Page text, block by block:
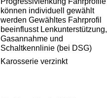
können individuell gewählt
werden Gewähltes Fahrprofil
beeinflusst Lenkunterstützung,
Gasannahme und
Schaltkennlinie (bei DSG)
Karosserie verzinkt